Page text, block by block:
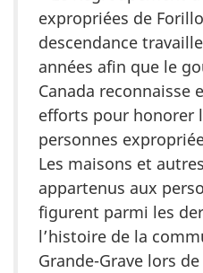
expropriées de
descendance
années afin que le
Canada reconnaisse
efforts pour honorer
personnes
Les maisons et
appartenus aux
figurent parmi les
l’histoire de la
Grande-Grave lors